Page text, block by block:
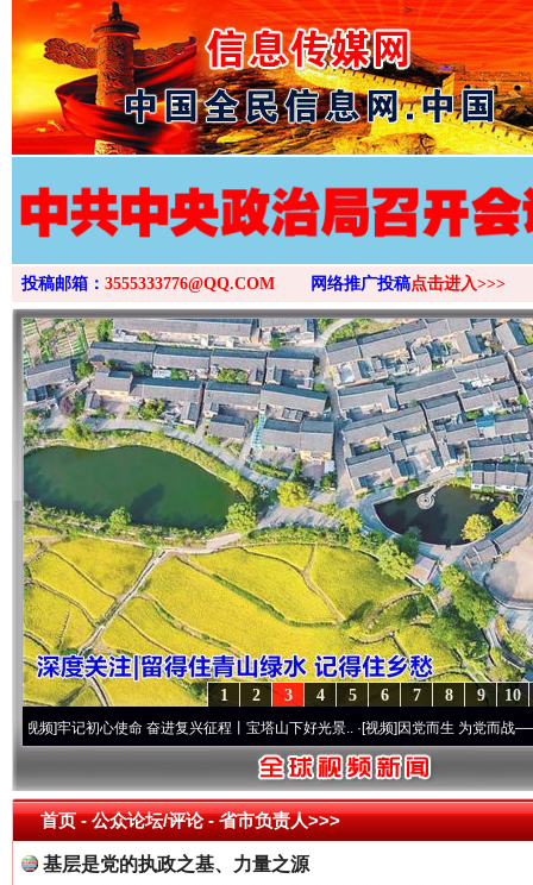
>
投稿邮箱： 3555333776@QQ.COM 网络推广投稿点击进入>>>
10
9
8
7
6
5
4
3
2
1
牢记初心使命 奋进复兴征程丨宝塔山下好光景..·[视频]因党而生 为党而战——百年“
首页- 公众论坛/评论 -省市负责人>>>
基层是党的执政之基、力量之源